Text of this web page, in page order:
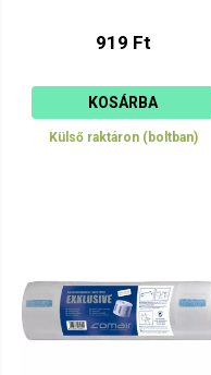
919 Ft
KOSÁRBA
Külső raktáron (boltban)